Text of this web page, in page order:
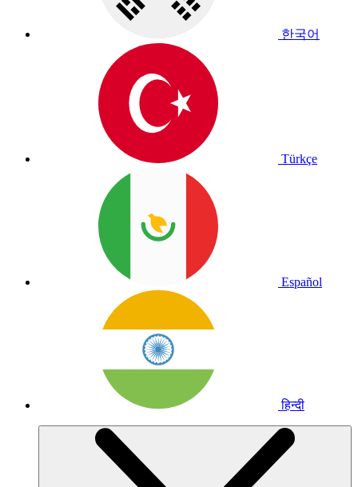
한국어
Türkçe
Español
हिन्दी